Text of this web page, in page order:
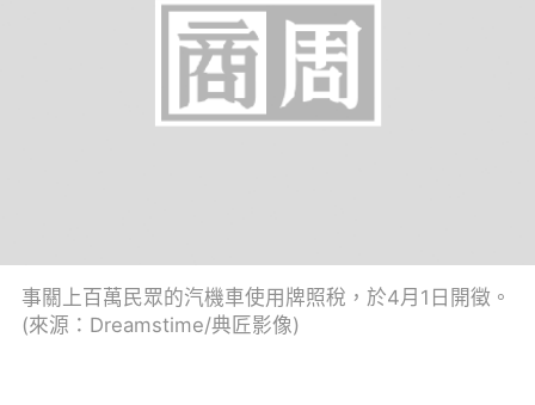
事關上百萬民眾的汽機車使用牌照稅，於4月1日開徵。
(來源：Dreamstime/典匠影像)